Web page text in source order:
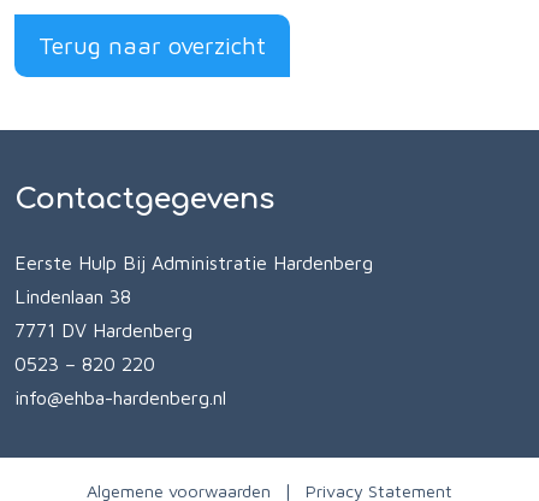
Terug naar overzicht
Contactgegevens
Eerste Hulp Bij Administratie Hardenberg
Lindenlaan 38
7771 DV Hardenberg
0523 – 820 220
info@ehba-hardenberg.nl
Algemene voorwaarden Privacy Statement